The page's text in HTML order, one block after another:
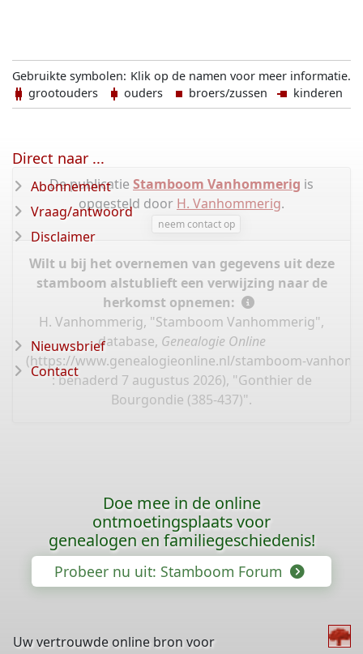
Klik op de namen voor meer informatie.
Gebruikte symbolen:
grootouders
ouders broers/zussen kinderen
De publicatie Stamboom Vanhommerig is
opgesteld door H. Vanhommerig.
neem contact op
Wilt u bij het overnemen van gegevens uit deze
stamboom alstublieft een verwijzing naar de
herkomst opnemen:
H. Vanhommerig, "Stamboom Vanhommerig",
database, Genealogie Online
(https://www.genealogieonline.nl/stamboom-
: benaderd 7 augustus 2026), "Gonthier de
Bourgondie (385-437)".
Direct naar ...
Abonnement
Vraag/antwoord
Disclaimer
Nieuwsbrief
Contact
Doe mee in de online
ontmoetingsplaats voor
genealogen en familiegeschiedenis!
Probeer nu uit: Stamboom Forum
Uw vertrouwde online bron voor